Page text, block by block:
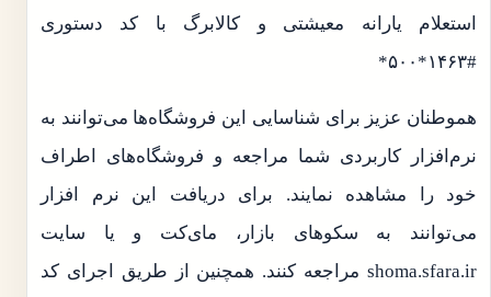
استعلام یارانه معیشتی و کالابرگ با کد دستوری
#۱۴۶۳*۵۰۰*
هموطنان عزیز برای شناسایی این فروشگاه‌ها می‌توانند به
نرم‌افزار کاربردی شما مراجعه و فروشگاه‌های اطراف
خود را مشاهده نمایند. برای دریافت این نرم افزار
می‌توانند به سکو‌های بازار، مای‌کت و یا سایت
shoma.sfara.ir مراجعه کنند. همچنین از طریق اجرای کد